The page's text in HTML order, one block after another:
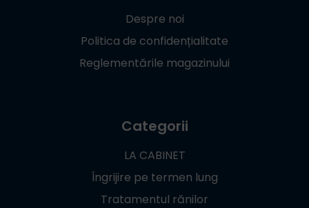
Despre noi
Politica de confidențialitate
Reglementările magazinului
Categorii
LA CABINET
Îngrijire pe termen lung
Tratamentul rănilor